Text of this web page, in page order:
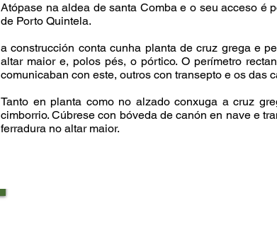
Atópase na aldea de santa Comba e o seu acceso é
de Porto Quintela.
a construcción conta cunha planta de cruz grega e
altar maior e, polos pés, o pórtico. O perímetro
comunicaban con este, outros con transepto e os das
Tanto en planta como no alzado conxuga a cruz
cimborrio. Cúbrese con bóveda de canón en nave e
ferradura no altar maior.